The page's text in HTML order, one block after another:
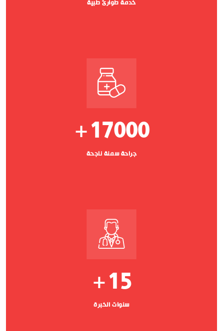
خدمة طوارئ طبية
17000
+
جراحة سمنة ناجحة
15
+
سنوات الخبرة